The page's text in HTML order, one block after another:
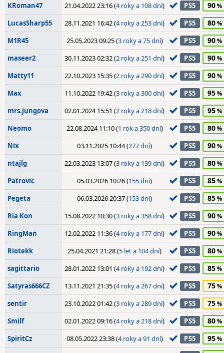
KRoman47 21.04.2022 23:16 (4 roky a 108 dní) PS5 90
LucasSharp55 28.11.2021 16:42 (4 roky a 253 dní) PS5 80
M1R45 25.05.2023 09:25 (3 roky a 75 dní) PS5 90
maseer2 30.11.2023 02:32 (2 roky a 251 dní) PS5 90
Matty11 22.10.2023 15:35 (2 roky a 290 dní) PS5 90
Max 11.10.2022 19:42 (3 roky a 300 dní) PS5 95
mrs.jungova 02.01.2024 15:51 (2 roky a 218 dní) PS5 95
Neomo 22.08.2024 11:10 (1 rok a 350 dní) PS5 80
Nix 03.11.2025 10:44 (277 dní) PS5 90
ntajlg 22.03.2023 13:07 (3 roky a 139 dní) PS5 80
Patrovic 05.03.2026 10:26 (155 dní) PS5 85
Pegeta 06.03.2026 20:37 (153 dní) PS5 85
Ria Kon 15.08.2022 10:30 (3 roky a 358 dní) PS5 90
RingMan 12.02.2022 11:36 (4 roky a 177 dní) PS5 90
Riotekk 25.04.2021 21:28 (5 let a 104 dní) PS5 80
sagittario 28.01.2022 13:01 (4 roky a 192 dní) PS5 85
Satyras666CZ 13.11.2021 21:35 (4 roky a 267 dní) PS5 75
sentir 23.10.2022 01:42 (3 roky a 289 dní) PS5 75
Smilf 02.01.2022 09:16 (4 roky a 218 dní) PS5 80
SpiritCz 08.05.2022 23:38 (4 roky a 91 dní) PS5 95